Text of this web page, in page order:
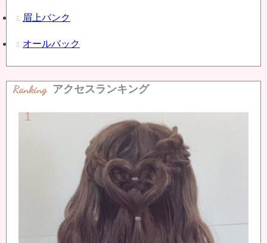
眉上バンク
オールバック
Ranking アクセスランキング